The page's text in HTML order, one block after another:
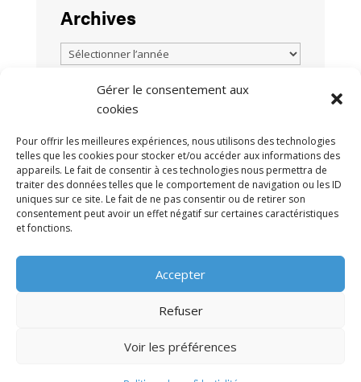
Gérer le consentement aux
cookies
Pour offrir les meilleures expériences, nous utilisons des technologies
telles que les cookies pour stocker et/ou accéder aux informations des
appareils. Le fait de consentir à ces technologies nous permettra de
traiter des données telles que le comportement de navigation ou les ID
uniques sur ce site. Le fait de ne pas consentir ou de retirer son
consentement peut avoir un effet négatif sur certaines caractéristiques
et fonctions.
Accepter
Refuser
Voir les préférences
Archives
TOUTES LES ACTUALITÉS
MENTIONS LÉGALES•POLITIQUE DE
CONFIDENTIALITÉ•